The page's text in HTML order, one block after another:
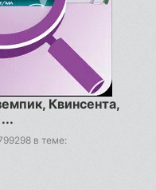
Квинсента,
в теме: